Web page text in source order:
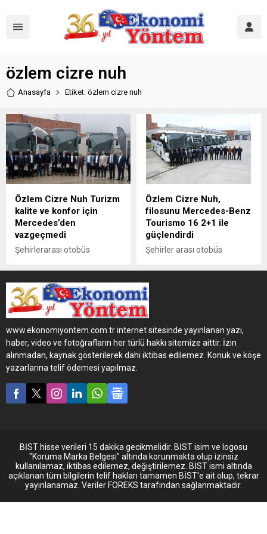
özlem cizre nuh
Anasayfa Etiket: özlem cizre nuh
Özlem Cizre Nuh Turizm
kalite ve konfor için
Mercedes’den
vazgeçmedi
Şehirlerarası otobüs
Benz Türk, Özlem Cizre Nuh
turizm firmasına satışını
yaptığı 10 adet Travego 16
2+1’in son 4 adedinin
teslimatını gerçekleştirdi.
Özlem Cizre Nuh,
filosunu Mercedes-Benz
Tourismo 16 2+1 ile
güçlendirdi
Şehirler arası otobüs
Benz Türk, Özlem Cizre
Nuh’a 6 adet Tourismo 16
2+1 teslimatı gerçekleştirdi.
30 yıldır şehirler arası yolcu
taşımacılığı sektöründe
hizmet veren Özlem Cizre
Nuh, Mercedes-Benz
Türk’ten aldığı 6 adet son
www.ekonomiyontem.com.tr internet sitesinde yayınlanan yazı,
haber, video ve fotoğrafların her türlü hakkı sitemize aittir. İzin
alınmadan, kaynak gösterilerek dahi iktibas edilemez. Konuk ve köşe
yazarlarına telif ödemesi yapılmaz.
BİST hisse verileri 15 dakika gecikmelidir. BİST isim ve logosu
"Koruma Marka Belgesi" altında korunmakta olup izinsiz
kullanılamaz, iktibas edilemez, değiştirilemez. BİST ismi altında
açıklanan tüm bilgilerin telif hakları tamamen BİST'e ait olup, tekrar
yayınlanamaz. Veriler FOREKS tarafından sağlanmaktadır.